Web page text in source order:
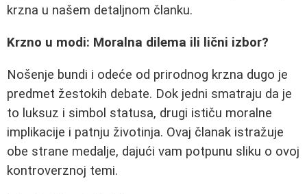
krzna u našem detaljnom članku.
Krzno u modi: Moralna dilema ili lični izbor?
Nošenje bundi i odeće od prirodnog krzna dugo je
predmet žestokih debate. Dok jedni smatraju da je
to luksuz i simbol statusa, drugi ističu moralne
implikacije i patnju životinja. Ovaj članak istražuje
obe strane medalje, dajući vam potpunu sliku o ovoj
kontroverznoj temi.